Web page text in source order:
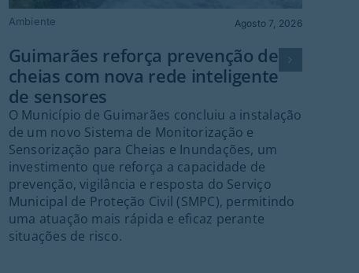
Ambiente Agosto 7, 2026
Guimarães reforça prevenção de
cheias com nova rede inteligente
de sensores
O Município de Guimarães concluiu a instalação
de um novo Sistema de Monitorização e
Sensorização para Cheias e Inundações, um
investimento que reforça a capacidade de
prevenção, vigilância e resposta do Serviço
Municipal de Proteção Civil (SMPC), permitindo
uma atuação mais rápida e eficaz perante
situações de risco.